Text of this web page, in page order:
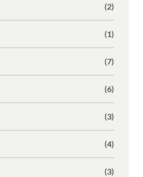
(2)
(1)
(7)
(6)
(3)
(4)
(3)